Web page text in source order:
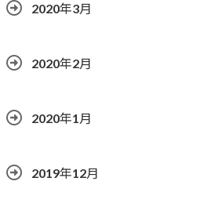
2020年3月
2020年2月
2020年1月
2019年12月